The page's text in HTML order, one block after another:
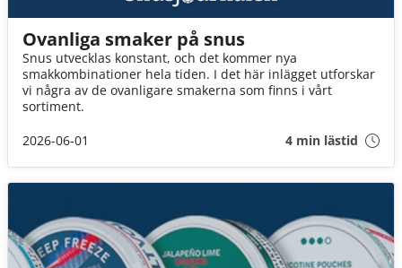
Ovanliga smaker på snus
Snus utvecklas konstant, och det kommer nya
smakkombinationer hela tiden. I det här inlägget utforskar
vi några av de ovanligare smakerna som finns i vårt
sortiment.
2026-06-01
4 min lästid